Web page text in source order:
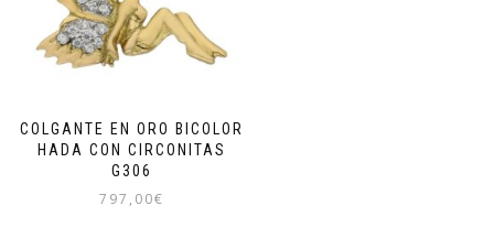
COLGANTE EN ORO BICOLOR
HADA CON CIRCONITAS
G306
797,00€